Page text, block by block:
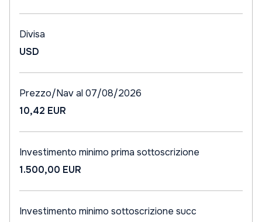
Divisa
USD
Prezzo/Nav al 07/08/2026
10,42 EUR
Investimento minimo prima sottoscrizione
1.500,00 EUR
Investimento minimo sottoscrizione succ